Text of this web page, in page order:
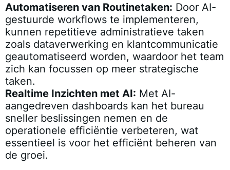
Automatiseren van Routinetaken: Door AI-
gestuurde workflows te implementeren,
kunnen repetitieve administratieve taken
zoals dataverwerking en klantcommunicatie
geautomatiseerd worden, waardoor het team
zich kan focussen op meer strategische
taken.
Realtime Inzichten met AI: Met AI-
aangedreven dashboards kan het bureau
sneller beslissingen nemen en de
operationele efficiëntie verbeteren, wat
essentieel is voor het efficiënt beheren van
de groei.